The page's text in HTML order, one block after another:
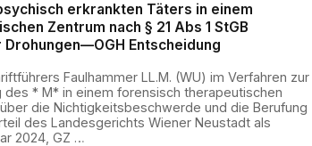
erkrankten Täters in einem
Zentrum nach § 21 Abs 1 StGB
—OGH Entscheidung
Faulhammer LL.M. (WU) im Verfahren zur
* M* in einem forensisch therapeutischen
über die Nichtigkeitsbeschwerde und die Berufung
des Landesgerichts Wiener Neustadt als
2024, GZ …